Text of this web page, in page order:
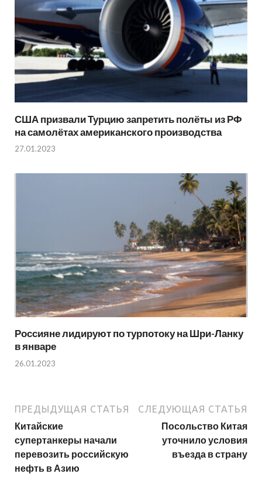
США призвали Турцию запретить полёты из РФ
на самолётах американского производства
27.01.2023
Россияне лидируют по турпотоку на Шри-Ланку
в январе
26.01.2023
ПРЕДЫДУЩАЯ СТАТЬЯ
Китайские
супертанкеры начали
перевозить российскую
нефть в Азию
СЛЕДУЮЩАЯ СТАТЬЯ
Посольство Китая
уточнило условия
въезда в страну